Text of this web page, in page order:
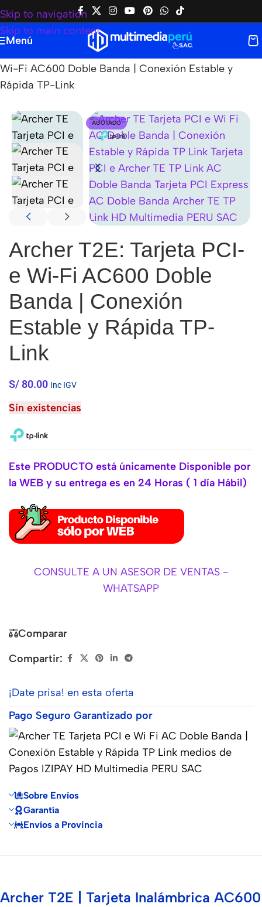
Skip to navigation
Skip to main content
Menú
TP-LINK
Archer T2E: Tarjeta PCI-e
Wi-Fi AC600 Doble Banda | Conexión Estable y
Rápida TP-Link
AGOTADO
Archer T2E: Tarjeta PCI-
e Wi-Fi AC600 Doble
Banda | Conexión
Estable y Rápida TP-
Link
S/ 80.00 Inc IGV
Sin existencias
Este PRODUCTO está únicamente Disponible por
la WEB y su entrega es en 24 Horas ( 1 día Hábil)
CONSULTE A UN ASESOR DE VENTAS -
WHATSAPP
Comparar
Compartir:
¡Date prisa! en esta oferta
Pago Seguro Garantizado por
Sobre Envíos
Garantía
Envíos a Provincia
Archer T2E | Tarjeta Inalámbrica AC600